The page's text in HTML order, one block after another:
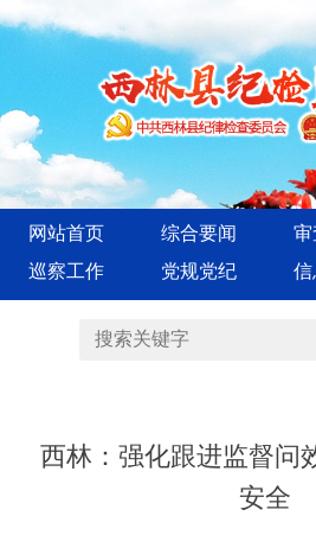
网站首页 综合要闻 审
巡察工作
党规党纪 信
西林：强化跟进监督问
安全